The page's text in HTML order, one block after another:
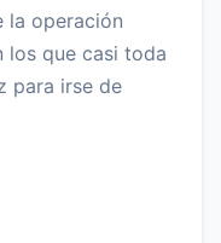
la operación
los que casi toda
para irse de